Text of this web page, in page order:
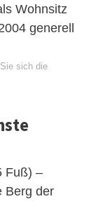
Wohnsitz
generell
sich die
Fuß) –
Berg der